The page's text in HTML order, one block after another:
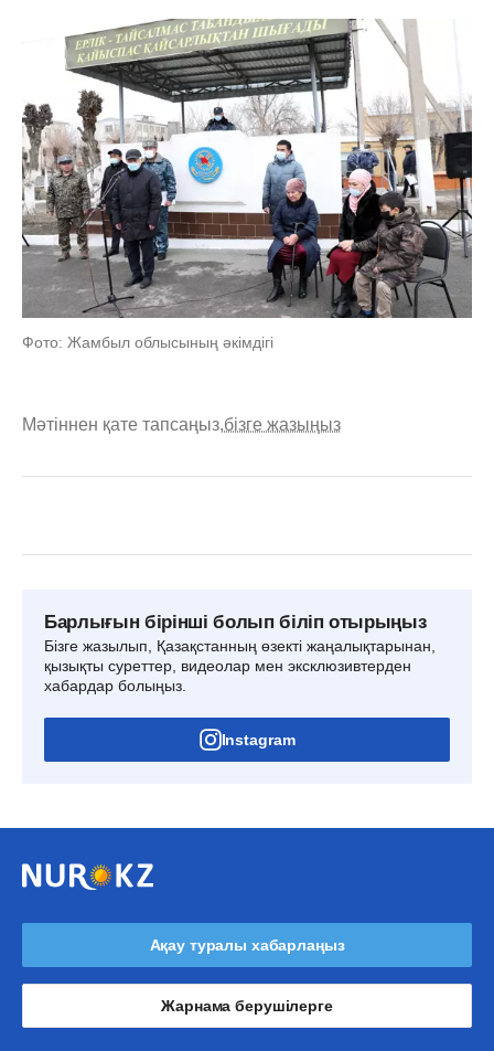
Фото: Жамбыл облысының әкімдігі
Мәтіннен қате тапсаңыз,бізге жазыңыз
Барлығын бірінші болып біліп отырыңыз
Бізге жазылып, Қазақстанның өзекті жаңалықтарынан,
қызықты суреттер, видеолар мен эксклюзивтерден
хабардар болыңыз.
Instagram
Ақау туралы хабарлаңыз
Жарнама берушілерге